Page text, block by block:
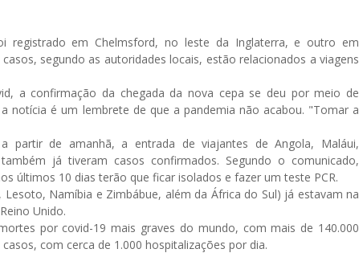
registrado em Chelmsford, no leste da Inglaterra, e outro em
segundo as autoridades locais, estão relacionados a viagens
a confirmação da chegada da nova cepa se deu por meio de
notícia é um lembrete de que a pandemia não acabou. "Tomar a
partir de amanhã, a entrada de viajantes de Angola, Maláui,
já tiveram casos confirmados. Segundo o comunicado,
últimos 10 dias terão que ficar isolados e fazer um teste PCR.
Namíbia e Zimbábue, além da África do Sul) já estavam na
Unido.
por covid-19 mais graves do mundo, com mais de 140.000
com cerca de 1.000 hospitalizações por dia.